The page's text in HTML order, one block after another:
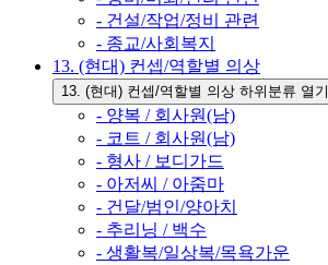
- 건설/작업/정비 관련
- 종교/사회복지
13. (현대) 컨셉/역할별 의상
13. (현대) 컨셉/역할별 의상 하위분류 열기
- 양복 / 회사원(남)
- 코트 / 회사원(남)
- 형사 / 보디가드
- 아저씨 / 아줌마
- 건달/범인/양아치
- 추리닝 / 백수
- 생활복/일상복/목욕가운